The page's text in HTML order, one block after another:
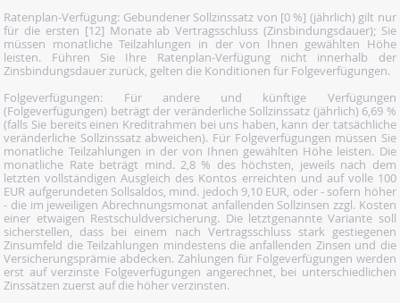
Ratenplan-Verfügung: Gebundener Sollzinssatz von [0 %] (jährlich) gilt nur
für die ersten [12] Monate ab Vertragsschluss (Zinsbindungsdauer); Sie
müssen monatliche Teilzahlungen in der von Ihnen gewählten Höhe
leisten. Führen Sie Ihre Ratenplan-Verfügung nicht innerhalb der
Zinsbindungsdauer zurück, gelten die Konditionen für Folgeverfügungen.
Folgeverfügungen: Für andere und künftige Verfügungen
(Folgeverfügungen) beträgt der veränderliche Sollzinssatz (jährlich) 6,69 %
(falls Sie bereits einen Kreditrahmen bei uns haben, kann der tatsächliche
veränderliche Sollzinssatz abweichen). Für Folgeverfügungen müssen Sie
monatliche Teilzahlungen in der von Ihnen gewählten Höhe leisten. Die
monatliche Rate beträgt mind. 2,8 % des höchsten, jeweils nach dem
letzten vollständigen Ausgleich des Kontos erreichten und auf volle 100
EUR aufgerundeten Sollsaldos, mind. jedoch 9,10 EUR, oder - sofern höher
- die im jeweiligen Abrechnungsmonat anfallenden Sollzinsen zzgl. Kosten
einer etwaigen Restschuldversicherung. Die letztgenannte Variante soll
sicherstellen, dass bei einem nach Vertragsschluss stark gestiegenen
Zinsumfeld die Teilzahlungen mindestens die anfallenden Zinsen und die
Versicherungsprämie abdecken. Zahlungen für Folgeverfügungen werden
erst auf verzinste Folgeverfügungen angerechnet, bei unterschiedlichen
Zinssätzen zuerst auf die höher verzinsten.